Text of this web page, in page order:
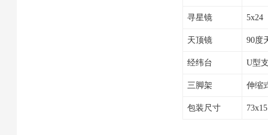
寻星镜 5x24
天顶镜 90度
经纬台 U型
三脚架 伸缩
包装尺寸